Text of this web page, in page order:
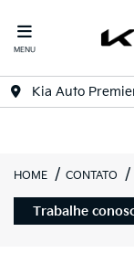
MENU
Kia Auto
HOME CONTATO
Trabalhe